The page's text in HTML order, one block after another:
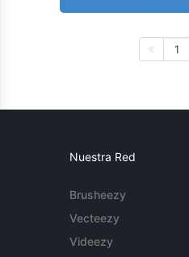
1
Nuestra Red
Brusheezy
Vecteezy
Videezy